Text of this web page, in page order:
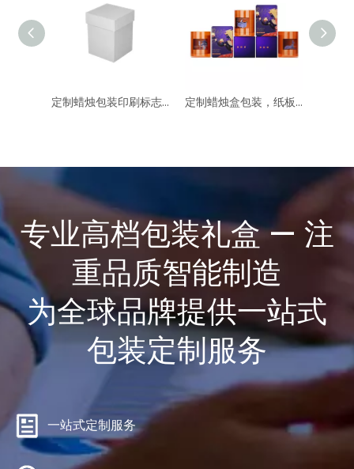
定制蜡烛包装印刷标志，OEM / ODM 定制蜡烛盒包装，纸板包装
专业高档包装礼盒 — 注
重品质智能制造
为全球品牌提供一站式
包装定制服务
一站式定制服务